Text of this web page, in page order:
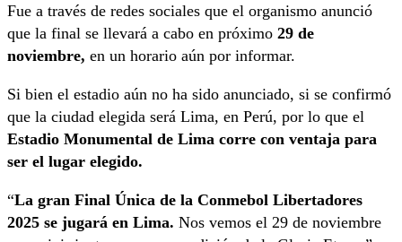
Fue a través de redes sociales que el organismo anunció
que la final se llevará a cabo en próximo 29 de
noviembre, en un horario aún por informar.
Si bien el estadio aún no ha sido anunciado, si se confirmó
que la ciudad elegida será Lima, en Perú, por lo que el
Estadio Monumental de Lima corre con ventaja para
ser el lugar elegido.
“La gran Final Única de la Conmebol Libertadores
2025 se jugará en Lima. Nos vemos el 29 de noviembre